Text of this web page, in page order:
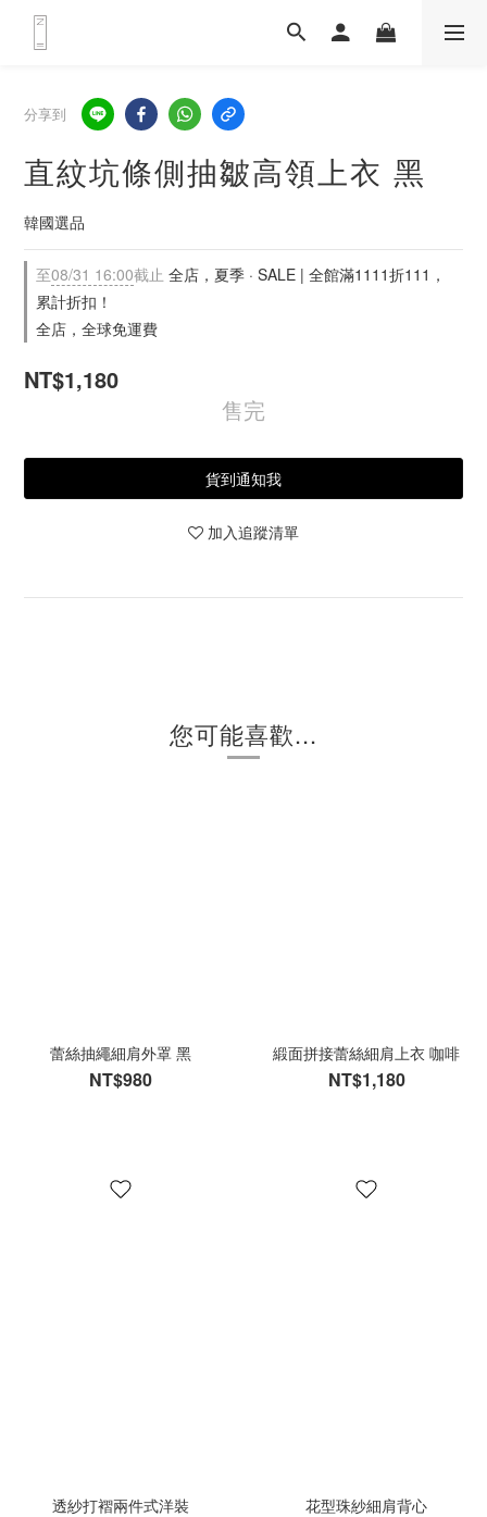
分享到
直紋坑條側抽皺高領上衣 黑
韓國選品
至08/31 16:00截止 全店，夏季 · SALE | 全館滿1111折111，
累計折扣！
全店，全球免運費
NT$1,180
售完
貨到通知我
加入追蹤清單
您可能喜歡...
蕾絲抽繩細肩外罩 黑
NT$980
緞面拼接蕾絲細肩上衣 咖啡
NT$1,180
透紗打褶兩件式洋裝 花型珠紗細肩背心